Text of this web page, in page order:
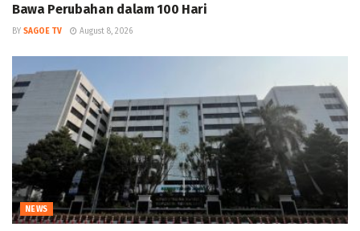
Bawa Perubahan dalam 100 Hari
BY SAGOE TV August 8, 2026
NEWS